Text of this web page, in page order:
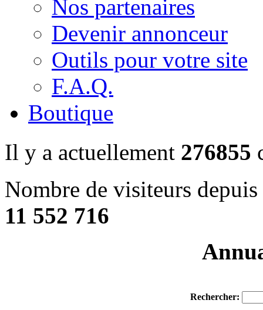
Nos partenaires
Devenir annonceur
Outils pour votre site
F.A.Q.
Boutique
Il y a actuellement 276855
Nombre de visiteurs
11 552 716
Rechercher: